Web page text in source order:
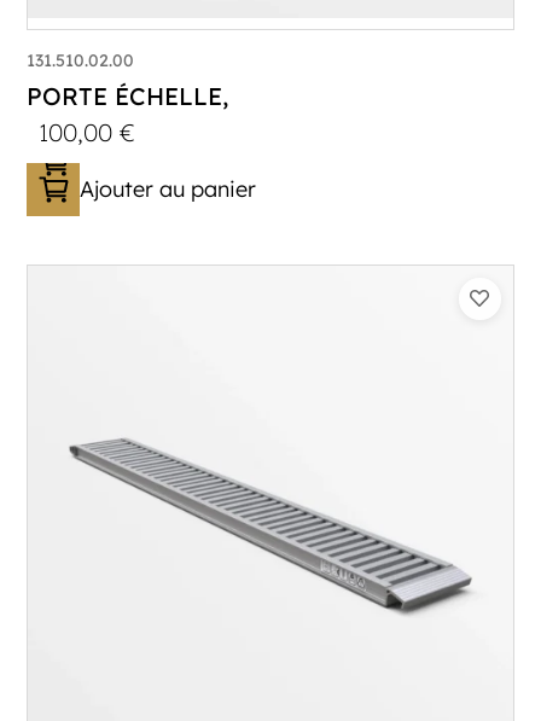
131.510.02.00
PORTE ÉCHELLE,
100,00€
Ajouter au panier